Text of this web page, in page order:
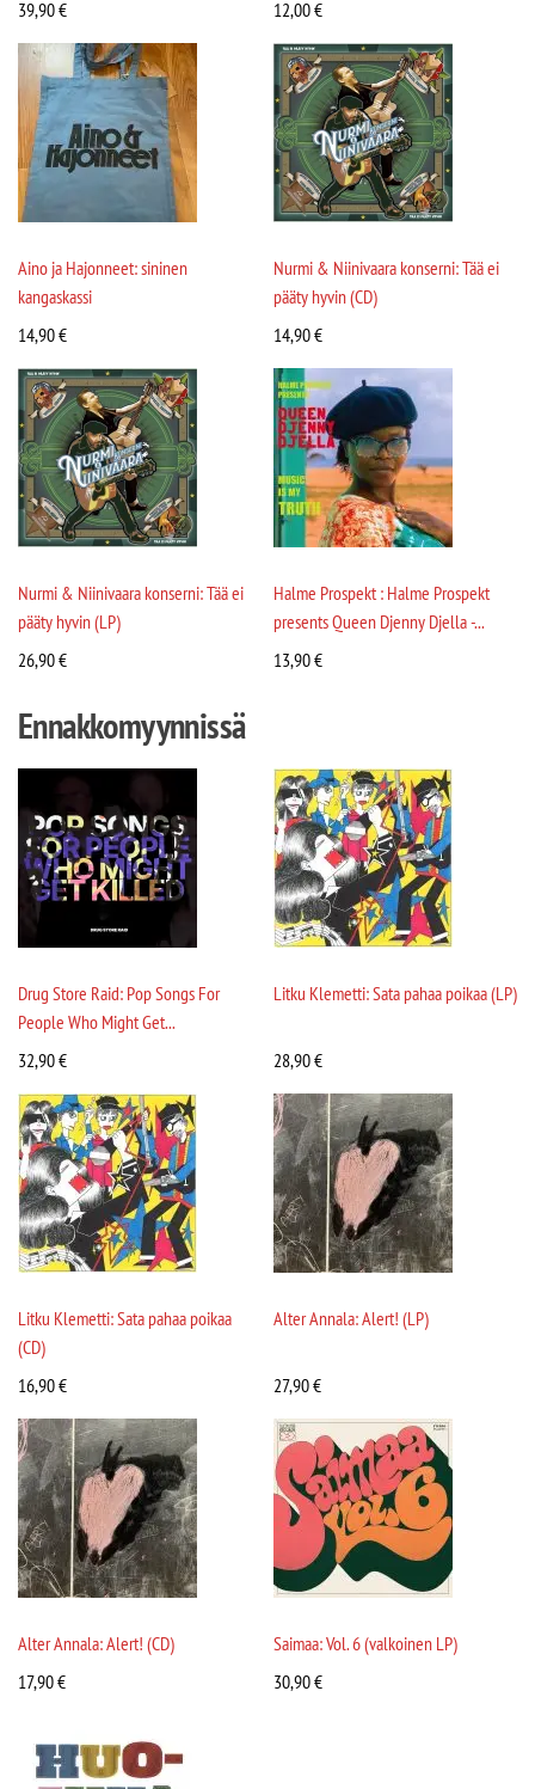
39,90€ 12,00€
Aino ja Hajonneet: sininen
kangaskassi
14,90€
Nurmi & Niinivaara konserni: Tää ei
pääty hyvin (CD)
14,90€
Nurmi & Niinivaara konserni: Tää ei
pääty hyvin (LP)
26,90€
Halme Prospekt : Halme Prospekt
presents Queen Djenny Djella -...
13,90€
Ennakkomyynnissä
Drug Store Raid: Pop Songs For
People Who Might Get...
32,90€
Litku Klemetti: Sata pahaa poikaa (LP)
28,90€
Litku Klemetti: Sata pahaa poikaa
(CD)
16,90€
Alter Annala: Alert! (LP)
27,90€
Alter Annala: Alert! (CD)
17,90€
Saimaa: Vol. 6 (valkoinen LP)
30,90€